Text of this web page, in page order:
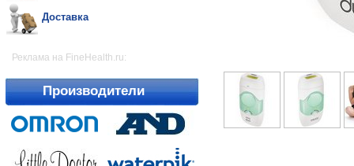
Доставка
Реклама на FineHealth.ru:
Производители